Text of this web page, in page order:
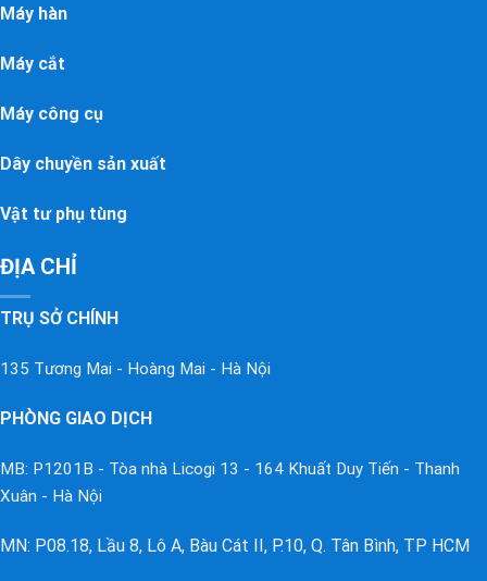
Máy hàn
Máy cắt
Máy công cụ
Dây chuyền sản xuất
Vật tư phụ tùng
ĐỊA CHỈ
TRỤ SỞ CHÍNH
135 Tương Mai - Hoàng Mai - Hà Nội
PHÒNG GIAO DỊCH
MB: P1201B - Tòa nhà Licogi 13 - 164 Khuất Duy Tiến - Thanh
Xuân - Hà Nội
MN: P08.18, Lầu 8, Lô A, Bàu Cát II, P.10, Q. Tân Bình, TP HCM